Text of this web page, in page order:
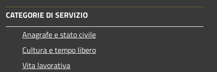
CATEGORIE DI SERVIZIO
Anagrafe e stato civile
Cultura e tempo libero
Vita lavorativa